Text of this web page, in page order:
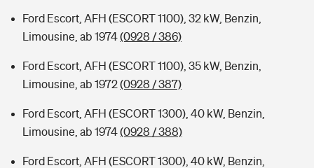
Ford Escort, AFH (ESCORT 1100), 32 kW, Benzin,
Limousine, ab 1974(0928 / 386)
Ford Escort, AFH (ESCORT 1100), 35 kW, Benzin,
Limousine, ab 1972(0928 / 387)
Ford Escort, AFH (ESCORT 1300), 40 kW, Benzin,
Limousine, ab 1974(0928 / 388)
Ford Escort, AFH (ESCORT 1300), 40 kW, Benzin,